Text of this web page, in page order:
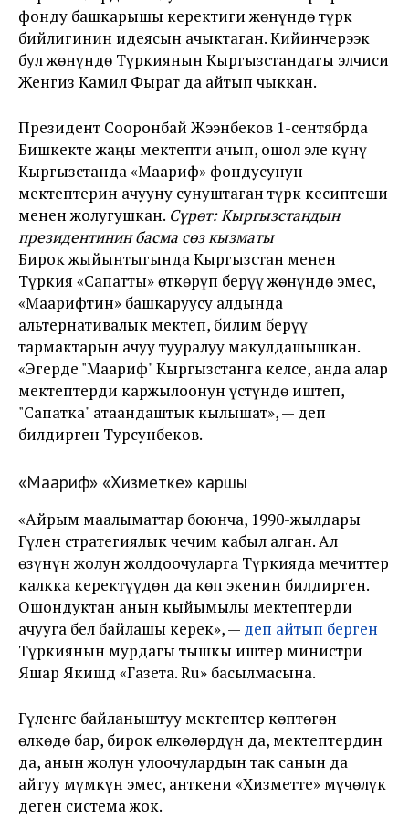
фонду башкарышы керектиги жөнүндө түрк
бийлигинин идеясын ачыктаган. Кийинчерээк
бул жөнүндө Түркиянын Кыргызстандагы элчиси
Женгиз Камил Фырат да айтып чыккан.
Президент Сооронбай Жээнбеков 1-сентябрда
Бишкекте жаңы мектепти ачып, ошол эле күнү
Кыргызстанда «Маариф» фондусунун
мектептерин ачууну сунуштаган түрк кесиптеши
менен жолугушкан. Сүрөт: Кыргызстандын
президентинин басма сөз кызматы
Бирок жыйынтыгында Кыргызстан менен
Түркия «Сапатты» өткөрүп берүү жөнүндө эмес,
«Маарифтин» башкаруусу алдында
альтернативалык мектеп, билим берүү
тармактарын ачуу тууралуу макулдашышкан.
«Эгерде "Маариф" Кыргызстанга келсе, анда алар
мектептерди каржылоонун үстүндө иштеп,
"Сапатка" атаандаштык кылышат», — деп
билдирген Турсунбеков.
«Маариф» «Хизметке» каршы
«Айрым маалыматтар боюнча, 1990-жылдары
Гүлен стратегиялык чечим кабыл алган. Ал
өзүнүн жолун жолдоочуларга Түркияда мечиттер
калкка керектүүдөн да көп экенин билдирген.
Ошондуктан анын кыйымылы мектептерди
ачууга бел байлашы керек», — деп айтып берген
Түркиянын мурдагы тышкы иштер министри
Яшар Якишд «Газета. Ru» басылмасына.
Гүленге байланыштуу мектептер көптөгөн
өлкөдө бар, бирок өлкөлөрдүн да, мектептердин
да, анын жолун улоочулардын так санын да
айтуу мүмкүн эмес, анткени «Хизметте» мүчөлүк
деген система жок.